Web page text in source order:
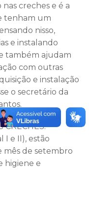
creches e é a
tenham um
nisso,
e instalando
também ajudam
com outras
e instalação
o secretário da
CRECHES:
I e II), estão
mês de setembro
higiene e